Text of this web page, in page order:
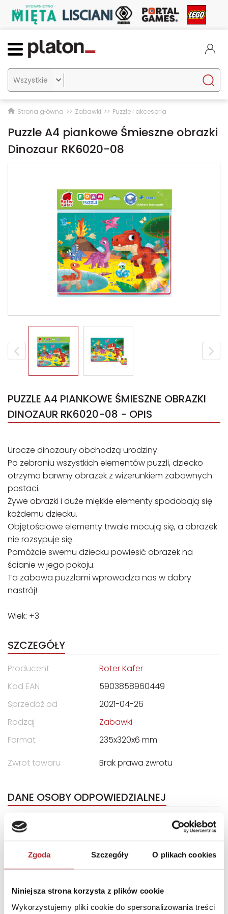
Zgoda Szczegóły O plikach cookies
Niniejsza strona korzysta z plików cookie
Wykorzystujemy pliki cookie do spersonalizowania treści

Strona główna Zabawki Puzzle i akcesoria
Puzzle A4 piankowe Śmieszne obrazki
Dinozaur RK6020-08
PUZZLE A4 PIANKOWE ŚMIESZNE OBRAZKI
DINOZAUR RK6020-08 - OPIS
Urocze dinozaury obchodzą urodziny.
Po zebraniu wszystkich elementów puzzli, dziecko
otrzyma barwny obrazek z wizerunkiem zabawnych
postaci.
Żywe obrazki i duże miękkie elementy spodobają się
każdemu dziecku.
Objętościowe elementy trwale mocują się, a obrazek
nie rozsypuje się.
Pomóżcie swemu dziecku powiesić obrazek na
ścianie w jego pokoju.
Ta zabawa puzzlami wprowadza nas w dobry
nastrój!
Wiek: +3
SZCZEGÓŁY
Producent
Roter Kafer
Kod EAN
5903858960449
Sprzedaż od
2021-04-26
Rodzaj
Zabawki
Format
235x320x6 mm
Zwrot towaru
Brak prawa zwrotu
DANE OSOBY ODPOWIEDZIALNEJ
Nazwa